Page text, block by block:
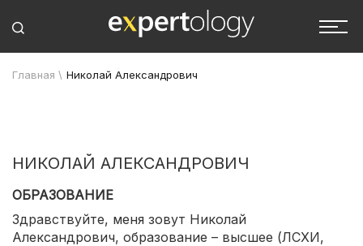
Главная \ Николай Александрович
НИКОЛАЙ АЛЕКСАНДРОВИЧ
ОБРАЗОВАНИЕ
Здравствуйте, меня зовут Николай
Александрович, образование – высшее (ЛСХИ,